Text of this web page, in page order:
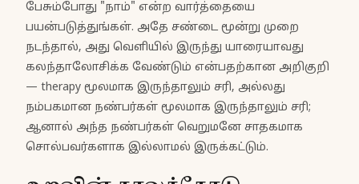
பேசும்போது "நாம்" என்ற வார்த்தையை
பயன்படுத்துங்கள். அதே சண்டை மூன்று முறை
நடந்தால், அது வெளியில் இருந்து யாரையாவது
கலந்தாலோசிக்க வேண்டும் என்பதற்கான அறிகுறி
— therapy மூலமாக இருந்தாலும் சரி, அல்லது
நம்பகமான நண்பர்கள் மூலமாக இருந்தாலும் சரி;
ஆனால் அந்த நண்பர்கள் வெறுமனே சாதகமாக
சொல்பவர்களாக இல்லாமல் இருக்கட்டும்.